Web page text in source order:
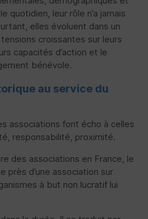
quotidien, leur rôle n’a jamais
elles évoluent dans un
croissantes sur leurs
capacités d’action et le
bénévole.
au service du
associations font écho à celles
responsabilité, proximité.
des associations en France, le
près d’une association sur
à but non lucratif lui